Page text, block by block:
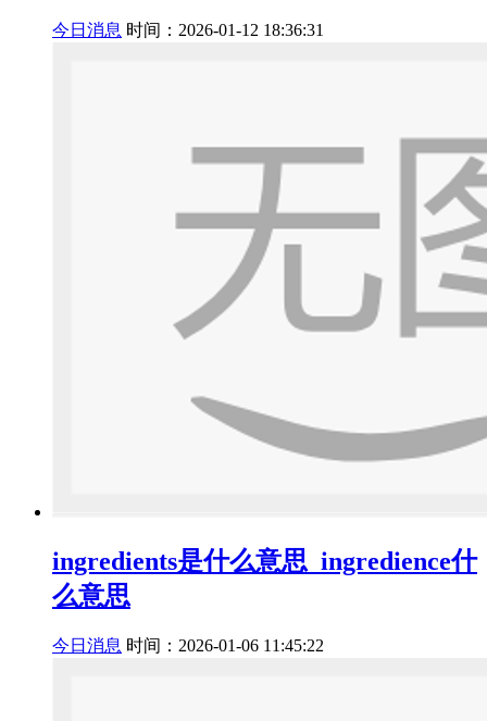
今日消息 时间：2026-01-12 18:36:31
ingredients是什么意思_ingredience什
么意思
今日消息 时间：2026-01-06 11:45:22